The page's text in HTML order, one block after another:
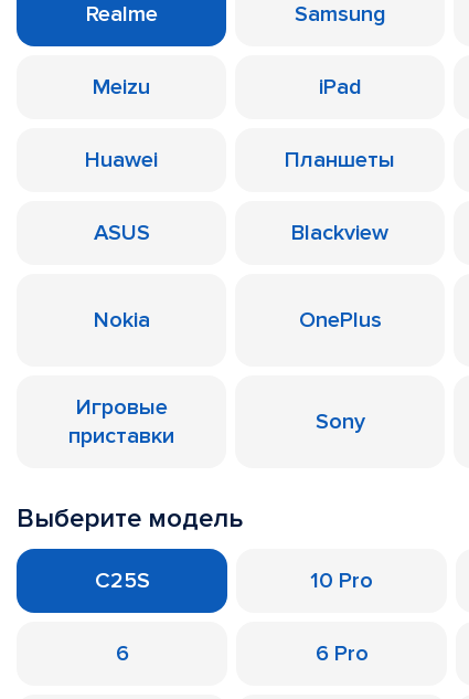
Realme Samsung
Meizu iPad
Huawei Планшеты
ASUS Blackview
Nokia OnePlus
Игровые
приставки
Sony
Выберите модель
C25S 10 Pro
6 6 Pro